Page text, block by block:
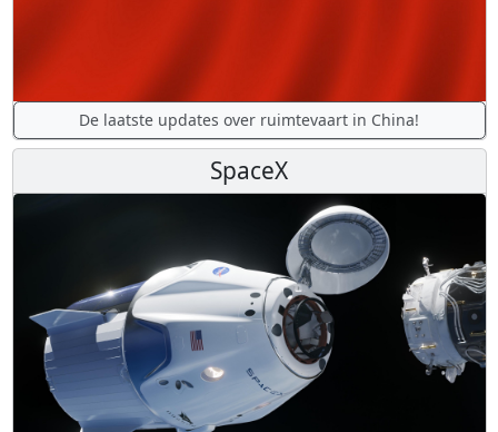
De laatste updates over ruimtevaart in China!
SpaceX